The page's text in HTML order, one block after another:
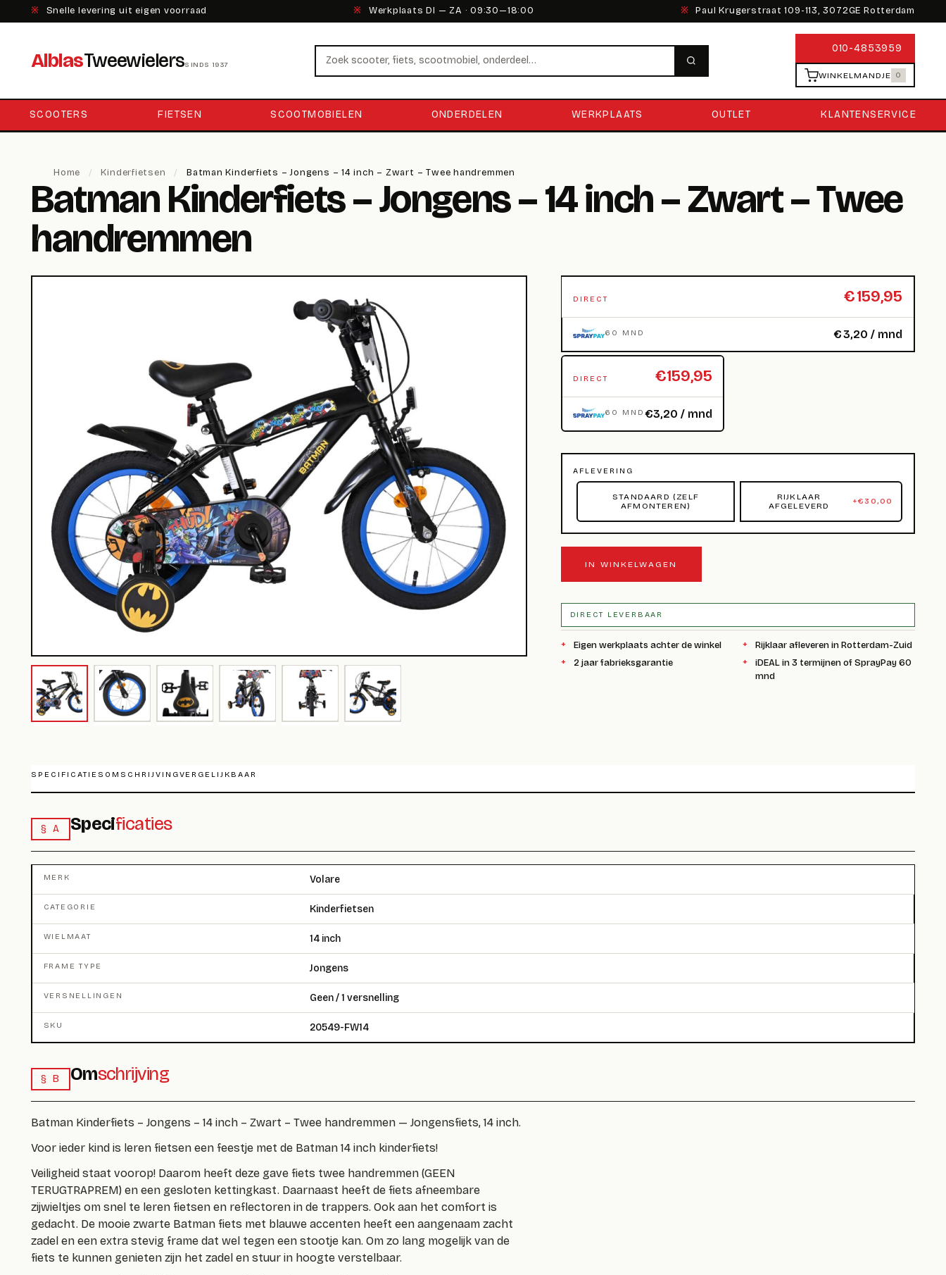
※ Snelle levering uit eigen voorraad ※ Werkplaats DI — ZA · 09:30—18:00 ※ Paul Krugerstraat 109-113, 3072GE Rotterdam
AlblasTweewielersSINDS 1937
Zoeken 010-4853959
WINKELMANDJE 0
SCOOTERS FIETSEN SCOOTMOBIELEN ONDERDELEN WERKPLAATS OUTLET KLANTENSERVICE
Home / Kinderfietsen / Batman Kinderfiets – Jongens – 14 inch – Zwart – Twee handremmen
Batman Kinderfiets – Jongens – 14 inch – Zwart – Twee
handremmen
DIRECT €159,95
60 MND €3,20 / mnd
DIRECT €159,95
60 MND €3,20 / mnd
AFLEVERING
STANDAARD (ZELF
AFMONTEREN)
RIJKLAAR
AFGELEVERD
+€30,00
IN WINKELWAGEN
DIRECT LEVERBAAR
Eigen werkplaats achter de winkel
Rijklaar afleveren in Rotterdam-Zuid
2 jaar fabrieksgarantie
iDEAL in 3 termijnen of SprayPay 60
mnd
SPECIFICATIES OMSCHRIJVINGVERGELIJKBAAR
§ A Specificaties
MERK Volare
CATEGORIE Kinderfietsen
WIELMAAT 14 inch
FRAME TYPE Jongens
VERSNELLINGEN Geen / 1 versnelling
SKU 20549-FW14
§ B Omschrijving
Batman Kinderfiets – Jongens – 14 inch – Zwart – Twee handremmen — Jongensfiets, 14 inch.
Voor ieder kind is leren fietsen een feestje met de Batman 14 inch kinderfiets!
Veiligheid staat voorop! Daarom heeft deze gave fiets twee handremmen (GEEN
TERUGTRAPREM) en een gesloten kettingkast. Daarnaast heeft de fiets afneembare
zijwieltjes om snel te leren fietsen en reflectoren in de trappers. Ook aan het comfort is
gedacht. De mooie zwarte Batman fiets met blauwe accenten heeft een aangenaam zacht
zadel en een extra stevig frame dat wel tegen een stootje kan. Om zo lang mogelijk van de
fiets te kunnen genieten zijn het zadel en stuur in hoogte verstelbaar.